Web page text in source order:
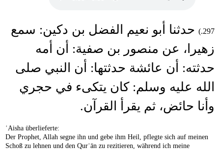
297.)
حدثنا أبو نعيم الفضل بن دكين: سمع
زهيرا، عن منصور بن صفية: أن أمه
حدثته: أن عائشة حدثتها: أن النبي صلى
الله عليه وسلم: كان يتكىء في حجري
وأنا حائض، ثم يقرأ القرآن.
ʿAisha überlieferte:
Der Prophet, Allah segne ihn und gebe ihm Heil, pflegte sich auf meinen
Schoß zu lehnen und den Qurʾān zu rezitieren, während ich meine